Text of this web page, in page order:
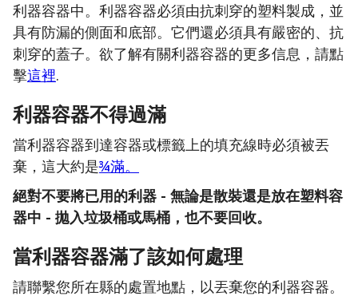
利器容器中。利器容器必須由抗刺穿的塑料製成，並
具有防漏的側面和底部。它們還必須具有嚴密的、抗
刺穿的蓋子。欲了解有關利器容器的更多信息，請點
擊這裡.
利器容器不得過滿
當利器容器到達容器或標籤上的填充線時必須被丟
棄，這大約是¾滿。
絕對不要將已用的利器 - 無論是散裝還是放在塑料容
器中 - 拋入垃圾桶或馬桶，也不要回收。
當利器容器滿了該如何處理
請聯繫您所在縣的處置地點，以丟棄您的利器容器。